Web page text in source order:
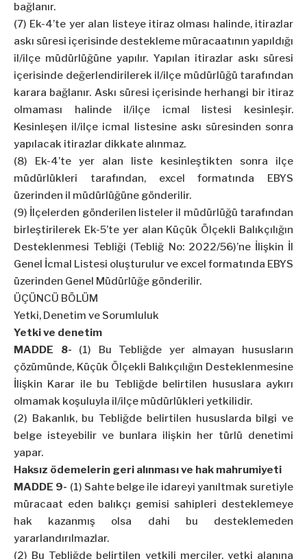
bağlanır.
(7) Ek-4’te yer alan listeye itiraz olması halinde, itirazlar
askı süresi içerisinde destekleme müracaatının yapıldığı
il/ilçe müdürlüğüne yapılır. Yapılan itirazlar askı süresi
içerisinde değerlendirilerek il/ilçe müdürlüğü tarafından
karara bağlanır. Askı süresi içerisinde herhangi bir itiraz
olmaması halinde il/ilçe icmal listesi kesinleşir.
Kesinleşen il/ilçe icmal listesine askı süresinden sonra
yapılacak itirazlar dikkate alınmaz.
(8) Ek-4’te yer alan liste kesinleştikten sonra ilçe
müdürlükleri tarafından, excel formatında EBYS
üzerinden il müdürlüğüne gönderilir.
(9) İlçelerden gönderilen listeler il müdürlüğü tarafından
birleştirilerek Ek-5’te yer alan Küçük Ölçekli Balıkçılığın
Desteklenmesi Tebliği (Tebliğ No: 2022/56)’ne İlişkin İl
Genel İcmal Listesi oluşturulur ve excel formatında EBYS
üzerinden Genel Müdürlüğe gönderilir.
ÜÇÜNCÜ BÖLÜM
Yetki, Denetim ve Sorumluluk
Yetki ve denetim
MADDE 8- (1) Bu Tebliğde yer almayan hususların
çözümünde, Küçük Ölçekli Balıkçılığın Desteklenmesine
İlişkin Karar ile bu Tebliğde belirtilen hususlara aykırı
olmamak koşuluyla il/ilçe müdürlükleri yetkilidir.
(2) Bakanlık, bu Tebliğde belirtilen hususlarda bilgi ve
belge isteyebilir ve bunlara ilişkin her türlü denetimi
yapar.
Haksız ödemelerin geri alınması ve hak mahrumiyeti
MADDE 9- (1) Sahte belge ile idareyi yanıltmak suretiyle
müracaat eden balıkçı gemisi sahipleri desteklemeye
hak kazanmış olsa dahi bu desteklemeden
yararlandırılmazlar.
(2) Bu Tebliğde belirtilen yetkili merciler, yetki alanına